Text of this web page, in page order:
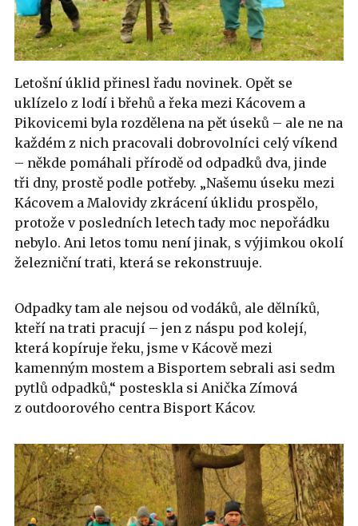
Letošní úklid přinesl řadu novinek. Opět se
uklízelo z lodí i břehů a řeka mezi Kácovem a
Pikovicemi byla rozdělena na pět úseků – ale ne na
každém z nich pracovali dobrovolníci celý víkend
– někde pomáhali přírodě od odpadků dva, jinde
tři dny, prostě podle potřeby. „Našemu úseku mezi
Kácovem a Malovidy zkrácení úklidu prospělo,
protože v posledních letech tady moc nepořádku
nebylo. Ani letos tomu není jinak, s výjimkou okolí
železniční trati, která se rekonstruuje.
Odpadky tam ale nejsou od vodáků, ale dělníků,
kteří na trati pracují – jen z náspu pod kolejí,
která kopíruje řeku, jsme v Kácově mezi
kamenným mostem a Bisportem sebrali asi sedm
pytlů odpadků,“ posteskla si Anička Zímová
z outdoorového centra Bisport Kácov.